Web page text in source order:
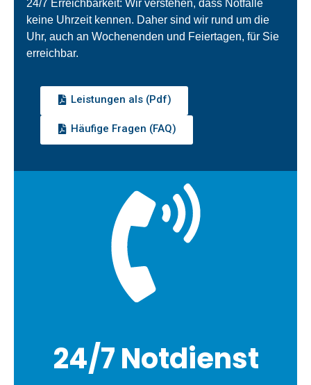
24/7 Erreichbarkeit: Wir verstehen, dass Notfälle
keine Uhrzeit kennen. Daher sind wir rund um die
Uhr, auch an Wochenenden und Feiertagen, für Sie
erreichbar.
Leistungen als (Pdf)
Häufige Fragen (FAQ)
24/7 Notdienst